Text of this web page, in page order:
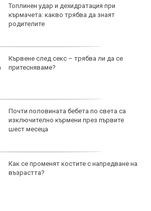
Топлинен удар и дехидратация при
кърмачета: какво трябва да знаят
родителите
Кървене след секс – трябва ли да се
притесняваме?
Почти половината бебета по света са
изключително кърмени през първите
шест месеца
Как се променят костите с напредване на
възрастта?